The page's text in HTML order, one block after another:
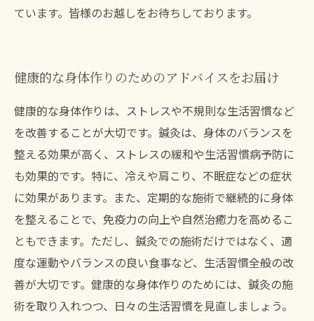
ています。皆様のお越しをお待ちしております。
健康的な身体作りのためのアドバイスをお届け
健康的な身体作りは、ストレスや不規則な生活習慣など
を改善することが大切です。鍼灸は、身体のバランスを
整える効果が高く、ストレスの緩和や生活習慣病予防に
も効果的です。特に、冷えや肩こり、不眠症などの症状
に効果があります。また、定期的な施術で継続的に身体
を整えることで、免疫力の向上や自然治癒力を高めるこ
ともできます。ただし、鍼灸での施術だけではなく、適
度な運動やバランスの良い食事など、生活習慣全般の改
善が大切です。健康的な身体作りのためには、鍼灸の施
術を取り入れつつ、日々の生活習慣を見直しましょう。